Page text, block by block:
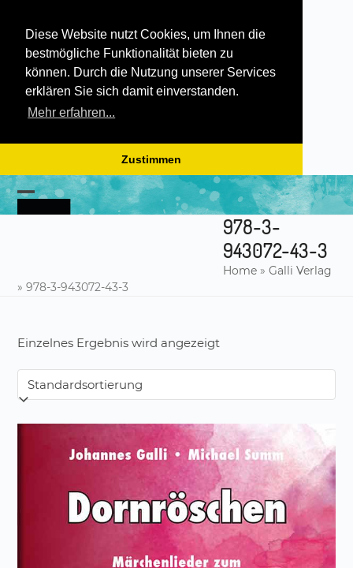
Diese Website nutzt Cookies, um Ihnen die
bestmögliche Funktionalität bieten zu
können. Durch die Nutzung unserer Services
erklären Sie sich damit einverstanden.
Mehr erfahren...
Zustimmen
Skip
to
content
Open
Close
978-3-
943072-43-3
Home» Galli Verlag
»978-3-943072-43-3
Einzelnes Ergebnis wird angezeigt